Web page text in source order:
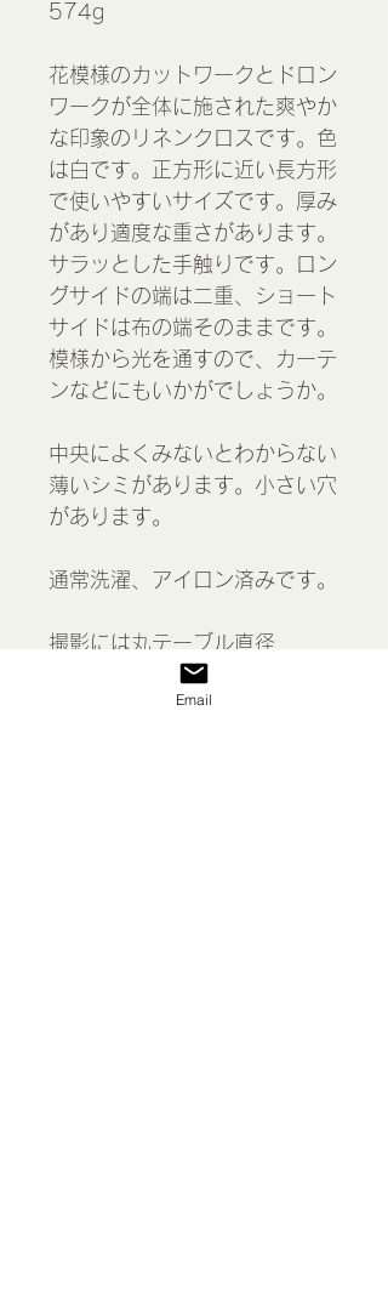
574g
花模様のカットワークとドロン
ワークが全体に施された爽やか
な印象のリネンクロスです。色
は白です。正方形に近い長方形
で使いやすいサイズです。厚み
があり適度な重さがあります。
サラッとした手触りです。ロン
グサイドの端は二重、ショート
サイドは布の端そのままです。
模様から光を通すので、カーテ
ンなどにもいかがでしょうか。
中央によくみないとわからない
薄いシミがあります。小さい穴
があります。
通常洗濯、アイロン済みです。
撮影には丸テーブル直径
107cm、長方形68 x 173 cm
を使用しています。
Email